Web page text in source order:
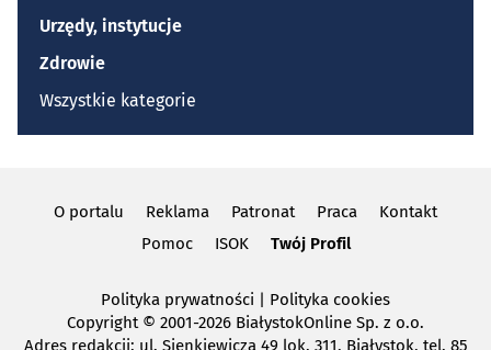
Urzędy, instytucje
Zdrowie
Wszystkie kategorie
O portalu Reklama Patronat Praca
Kontakt
Pomoc
ISOK Twój Profil
Polityka prywatności | Polityka cookies
Copyright © 2001-2026 BiałystokOnline Sp. z o.o.
Adres redakcji: ul. Sienkiewicza 49 lok. 311, Białystok, tel. 85